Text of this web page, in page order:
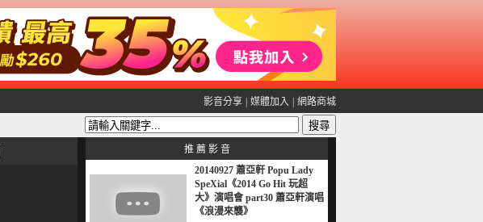
影音分享 媒體加入 網路商城
推 薦 影 音
20140927 蕭亞軒 Popu Lady
SpeXial《2014 Go Hit 玩超
大》演唱會 part30 蕭亞軒演唱
《浪漫來襲》